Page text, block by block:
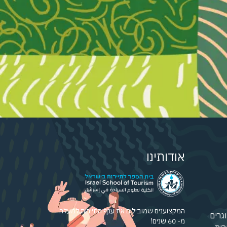
אודותינו
המקצוענים שמובילים את ענף התיירות למעלה
מ- 60 שנים!